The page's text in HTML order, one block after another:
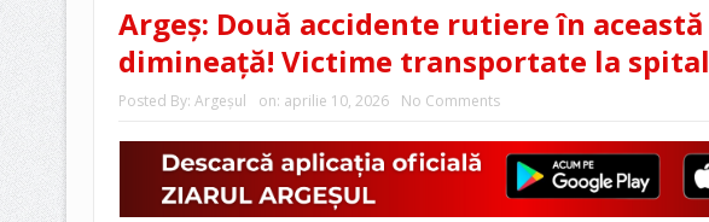
Argeș: Două accidente rutiere în această
dimineață! Victime transportate la spital
Posted By: Argeşul on: aprilie 10, 2026 No Comments